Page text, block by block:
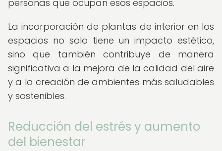
personas que ocupan esos espacios.
La incorporación de plantas de interior en los
espacios no solo tiene un impacto estético,
sino que también contribuye de manera
significativa a la mejora de la calidad del aire
y a la creación de ambientes más saludables
y sostenibles.
Reducción del estrés y aumento
del bienestar